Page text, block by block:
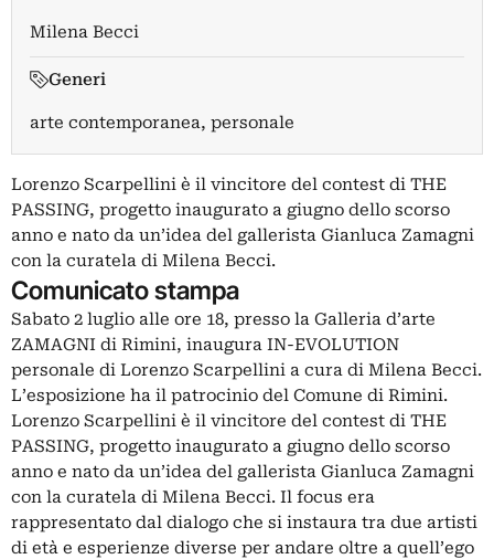
Milena Becci
Generi
arte contemporanea, personale
Lorenzo Scarpellini è il vincitore del contest di THE
PASSING, progetto inaugurato a giugno dello scorso
anno e nato da un’idea del gallerista Gianluca Zamagni
con la curatela di Milena Becci.
Comunicato stampa
Sabato 2 luglio alle ore 18, presso la Galleria d’arte
ZAMAGNI di Rimini, inaugura IN-EVOLUTION
personale di Lorenzo Scarpellini a cura di Milena Becci.
L’esposizione ha il patrocinio del Comune di Rimini.
Lorenzo Scarpellini è il vincitore del contest di THE
PASSING, progetto inaugurato a giugno dello scorso
anno e nato da un’idea del gallerista Gianluca Zamagni
con la curatela di Milena Becci. Il focus era
rappresentato dal dialogo che si instaura tra due artisti
di età e esperienze diverse per andare oltre a quell’ego